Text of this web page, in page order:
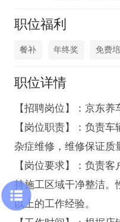
职位福利
餐补 年终奖 免费
职位详情
【招聘岗位】：京东
【岗位职责】：负责
杂症维修，维修保证质
【岗位要求】：负责
持施工区域干净整洁。
以上的工作经验。